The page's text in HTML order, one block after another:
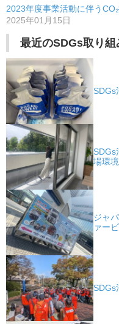
2023年度事業活動に伴う
2025年01月15日
最近のSDGs取り組
場環境
ジャ
ァー